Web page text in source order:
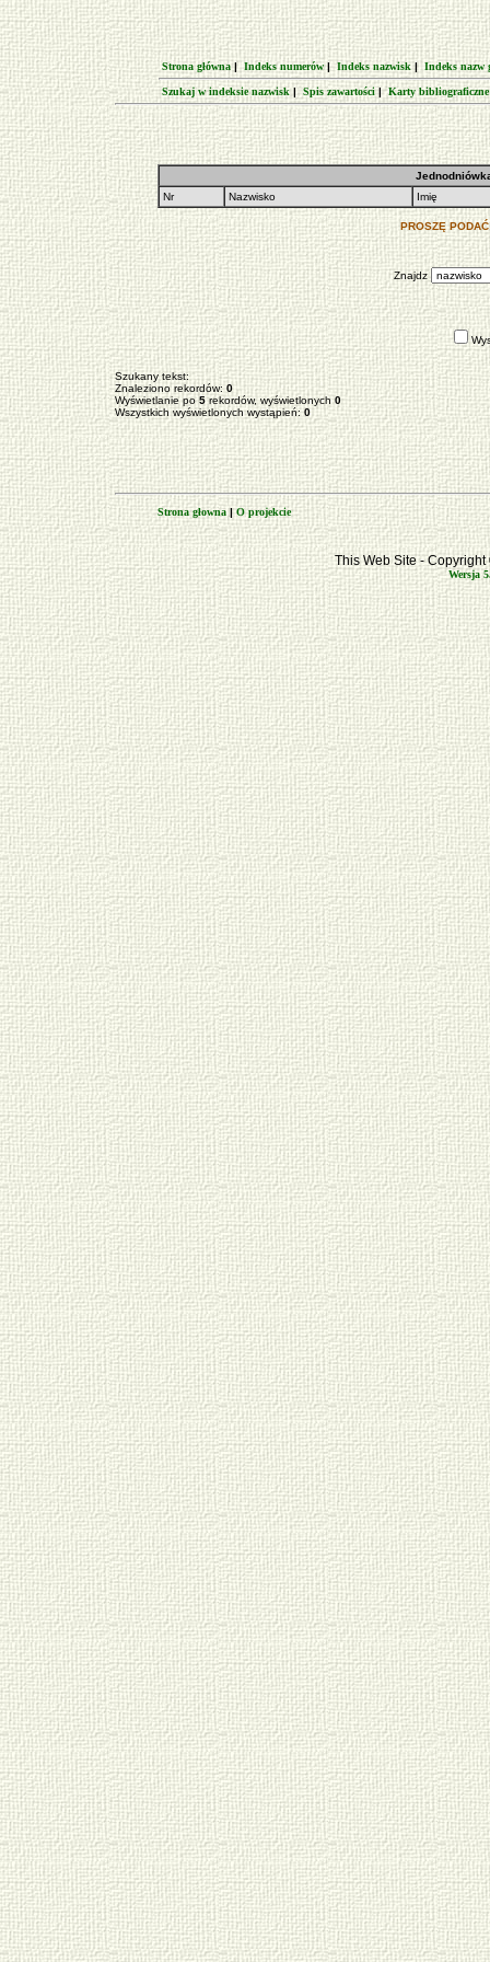
Strona główna | Indeks numerów| Indeks nazwisk| Indeks nazw
Szukaj w indeksie nazwisk|Spis zawartości|Karty bibliograficzne
Nr
Nazwisko Imię
PROSZĘ
Znajdz
Szukany tekst:
Znaleziono rekordów: 0
Wyświetlanie po5rekordów, wyświetlonych0
Wszystkich wyświetlonych wystąpień:0
Strona głowna|O projekcie
This Web Site -
Wersja